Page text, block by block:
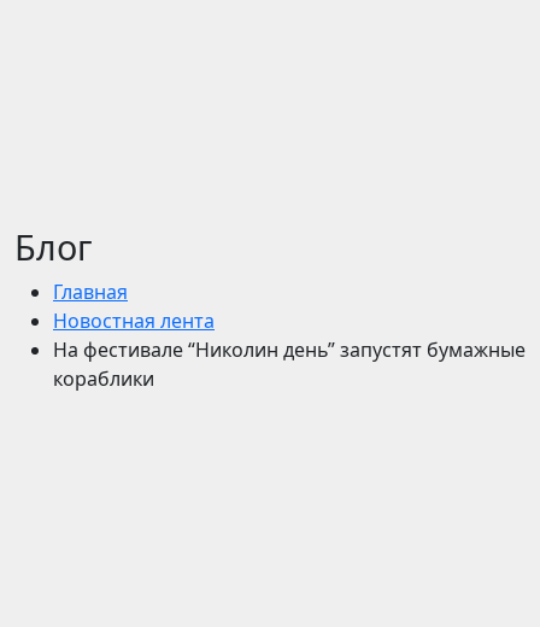
Блог
Главная
Новостная лента
На фестивале “Николин день” запустят бумажные
кораблики